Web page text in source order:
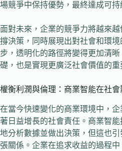
場競爭中保持優勢，最終達成可持
面對未來，企業的競爭力將越來
撐決策，同時展現出對社會和環
步，透明化的路徑將變得更加清
礎，也是實現更廣泛社會價值的重
權衡利潤與倫理：商業智能在社
在當今快速變化的商業環境中，
著日益增長的社會責任。商業智
地分析數據並做出決策，但這也
張關係。企業在追求收益的過程